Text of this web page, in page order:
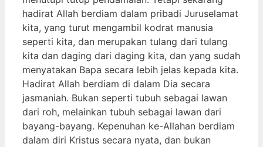
hadirat Allah berdiam dalam pribadi Juruselamat
kita, yang turut mengambil kodrat manusia
seperti kita, dan merupakan tulang dari tulang
kita dan daging dari daging kita, dan yang sudah
menyatakan Bapa secara lebih jelas kepada kita.
Hadirat Allah berdiam di dalam Dia secara
jasmaniah. Bukan seperti tubuh sebagai lawan
dari roh, melainkan tubuh sebagai lawan dari
bayang-bayang. Kepenuhan ke-Allahan berdiam
dalam diri Kristus secara nyata, dan bukan